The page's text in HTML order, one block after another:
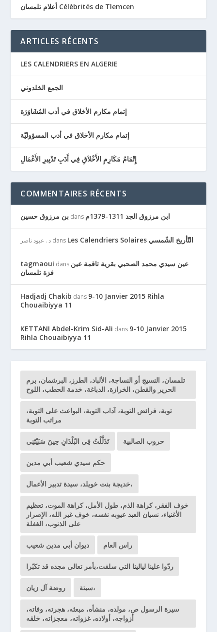
أعلام تلمسان Célèbrités de Tlemcen
ARTICLES RÉCENTS
LES CALENDRIERS EN ALGERIE
الجمع الخلدوني
إتمام مكارم الأخلاق في أدب المُشَاوَرَة
إتمام مكارم الأخلاق في أدب المسؤوليّة
إِتْمَامُ مَكَارِمِ الأَخْلاَقِ فِي أَدَبِ تَدْبِيرِ الأَعْمَالِ
COMMENTAIRES RÉCENTS
بن مرزوق حسين dans ابن مرزوق الجد 1311-1379م
د . عبود ناصر dans Les Calendriers Solaires التّأريخ الشّمسي
tagmaoui dans عين سيدي محمد الصحبي بقرية تاقمة عين
فزة تلمسان
Hadjadj Chakib dans 9-10 Janvier 2015 Rihla
Chouaibiyya 11
KETTANI Abdel-Krim Sid-Ali dans 9-10 Janvier 2015
Rihla Chouaibiyya 11
تلمسان، النسيج أو النساجة، الألباد، الطرز، البرشمان، برم
الحرير والقطن، الخرازة، الدباغة، خدمة الحطب، اللوح
توبة، فرائض التوبة، آداب التوبة، البواعث على التوبة،
مراتب التوبة
تَذَلَّلْتُ فِي البُلْدَانِ حِينَ سَبَيْتَنِي حروب الصالبية
حكم سيدي شعيب أبي مدين
خديجة بنت خويلد، سيدة تدبير الأعمال،
خوف الفقر، كراهة الذم، طول الأمل، كراهة الموت، تعظيم
الأغنياء، نسيان العبد عيوبه نفسه، خوف غير الله، الإصرار
على الذنوب، الغفلة
ديوان أبي مدين شعيب راس العام
ردّوا علينا ليالينا التي سلفت،بأمر تعالى مجده قد تكبّرا
روضة آل زيان سبتة،
سيرة الرسول ص، مولده، منشأه، مبعثه، هجرته، وفاته،
أزواجه، أولاده، غزواته، معجزاته، خلقه